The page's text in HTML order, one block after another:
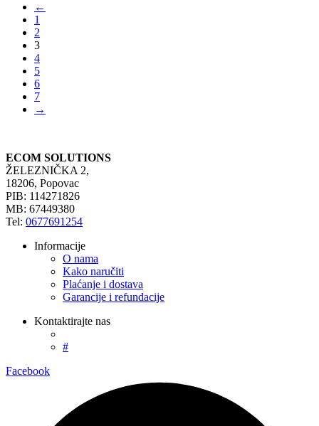
←
1
2
3
4
5
6
7
→
ECOM SOLUTIONS
ŽELEZNIČKA 2,
18206, Popovac
PIB: 114271826
MB: 67449380
Tel: 0677691254
Informacije
O nama
Kako naručiti
Plaćanje i dostava
Garancije i refundacije
Kontaktirajte nas
#
Facebook